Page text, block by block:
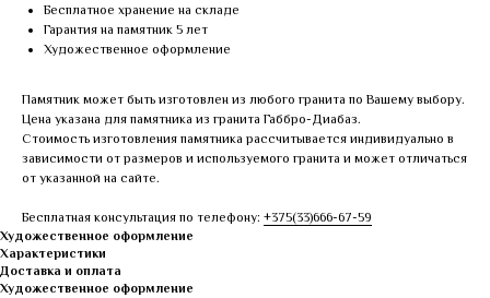
Бесплатное хранение на складе
Гарантия на памятник 5 лет
Художественное оформление
Памятник может быть изготовлен из любого гранита по Вашему выбору.
Цена указана для памятника из гранита Габбро-Диабаз.
Стоимость изготовления памятника рассчитывается индивидуально в
зависимости от размеров и используемого гранита и может отличаться
от указанной на сайте.
Бесплатная консультация по телефону: +375(33)666-67-59
Художественное оформление
Характеристики
Доставка и оплата
Художественное оформление